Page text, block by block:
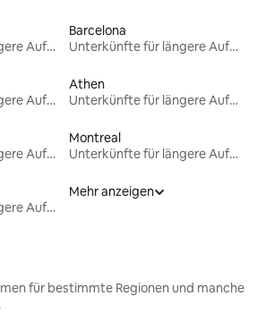
Unterkünfte für längere Aufenthalte
Barcelona
Unterkünfte für längere Aufenthalte
Unterkünfte für längere Aufenthalte
Athen
Unterkünfte für längere Aufenthalte
Unterkünfte für längere Aufenthalte
Montreal
Unterkünfte für längere Aufenthalte
Unterkünfte für längere Aufenthalte
Mehr anzeigen
für bestimmte Regionen und manche